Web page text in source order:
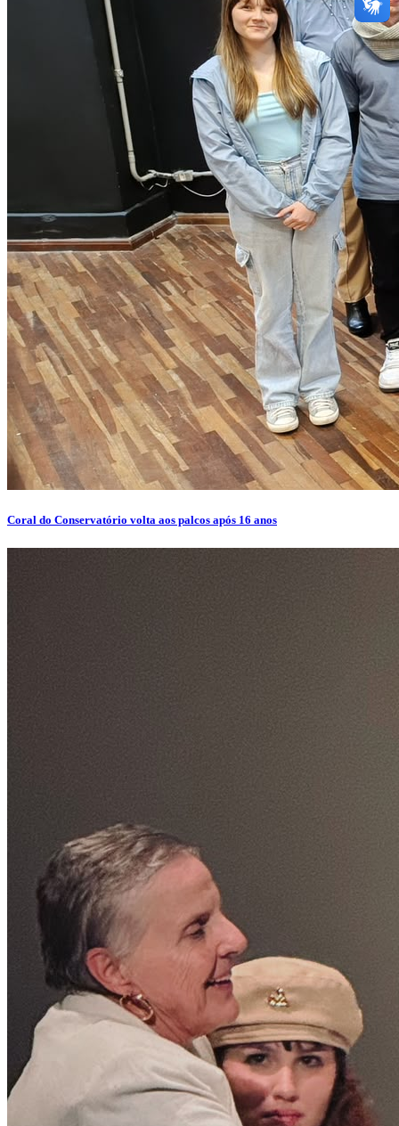
Coral do Conservatório volta aos palcos após 16 anos